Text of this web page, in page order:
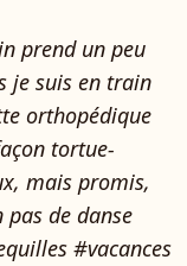
prend un peu
je suis en train
orthopédique
tortue-
mais promis,
de danse
#vacances